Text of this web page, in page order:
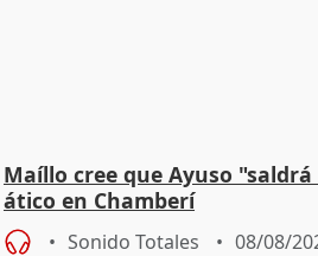
Maíllo cree que Ayuso
ático en Chamberí
Sonido Totales 08/08/